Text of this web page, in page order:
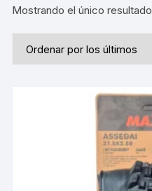
Mostrando el único resultado